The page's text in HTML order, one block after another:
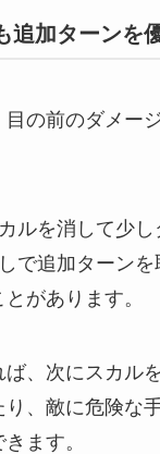
追加ターンを
の前のダメー
ルを消して少し
で追加ターン
があります。
、次にスカル
、敵に危険な
ます。